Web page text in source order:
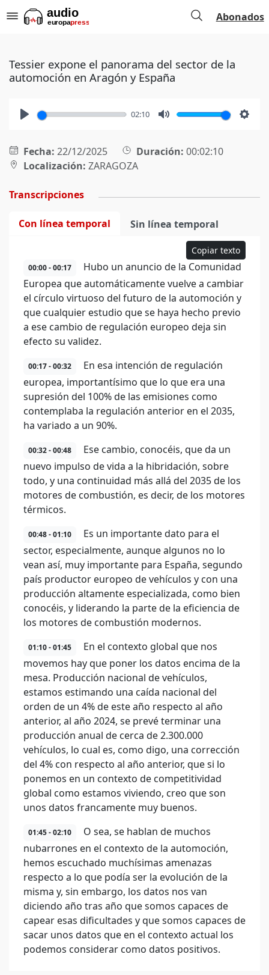
Abonados
Tessier expone el panorama del sector de la
automoción en Aragón y España
02:10
Fecha: 22/12/2025 Duración: 00:02:10
Localización: ZARAGOZA
Transcripciones
Con línea temporal Sin línea temporal
Copiar texto
00:00 - 00:17
Hubo un anuncio de la Comunidad
Europea que automáticamente vuelve a cambiar
el círculo virtuoso del futuro de la automoción y
que cualquier estudio que se haya hecho previo
a ese cambio de regulación europeo deja sin
efecto su validez.
00:17 - 00:32
En esa intención de regulación
europea, importantísimo que lo que era una
supresión del 100% de las emisiones como
contemplaba la regulación anterior en el 2035,
ha variado a un 90%.
00:32 - 00:48
Ese cambio, conocéis, que da un
nuevo impulso de vida a la hibridación, sobre
todo, y una continuidad más allá del 2035 de los
motores de combustión, es decir, de los motores
térmicos.
00:48 - 01:10
Es un importante dato para el
sector, especialmente, aunque algunos no lo
vean así, muy importante para España, segundo
país productor europeo de vehículos y con una
producción altamente especializada, como bien
conocéis, y liderando la parte de la eficiencia de
los motores de combustión modernos.
01:10 - 01:45
En el contexto global que nos
movemos hay que poner los datos encima de la
mesa. Producción nacional de vehículos,
estamos estimando una caída nacional del
orden de un 4% de este año respecto al año
anterior, al año 2024, se prevé terminar una
producción anual de cerca de 2.300.000
vehículos, lo cual es, como digo, una corrección
del 4% con respecto al año anterior, que si lo
ponemos en un contexto de competitividad
global como estamos viviendo, creo que son
unos datos francamente muy buenos.
01:45 - 02:10
O sea, se hablan de muchos
nubarrones en el contexto de la automoción,
hemos escuchado muchísimas amenazas
respecto a lo que podía ser la evolución de la
misma y, sin embargo, los datos nos van
diciendo año tras año que somos capaces de
capear esas dificultades y que somos capaces de
sacar unos datos que en el contexto actual los
podemos considerar como datos positivos.